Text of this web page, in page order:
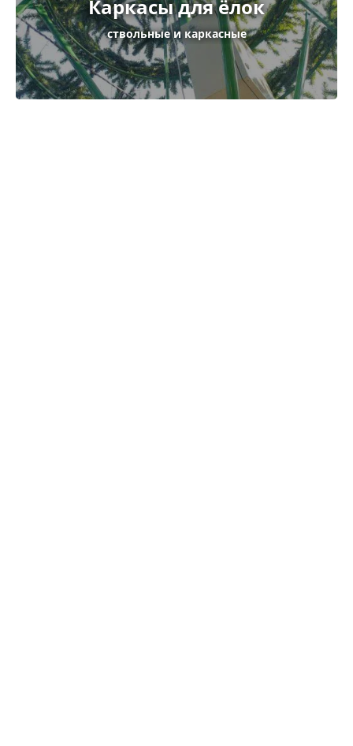
Каркасы для ёлок
ствольные и каркасные